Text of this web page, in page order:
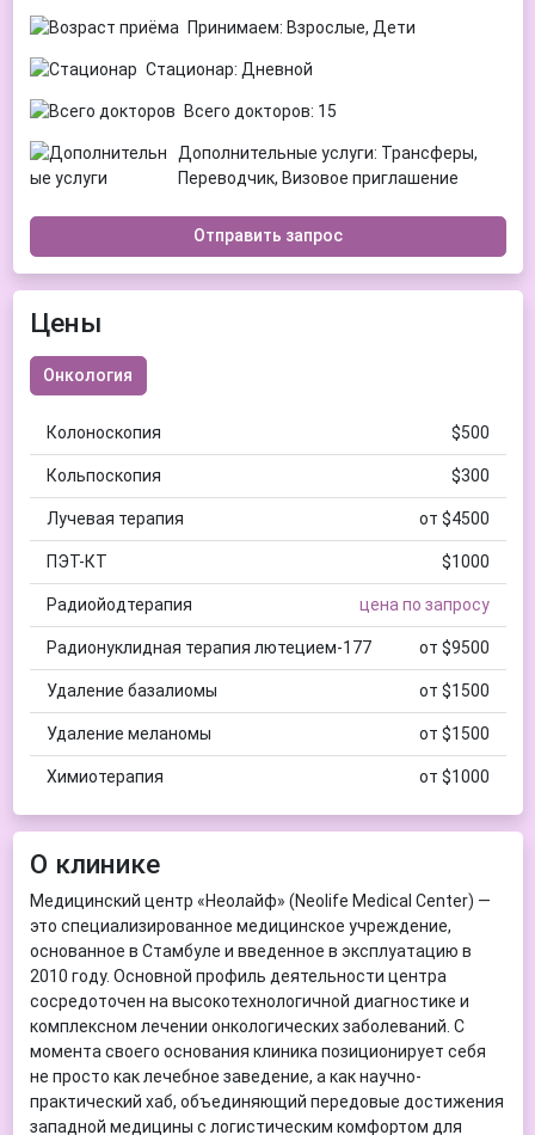
Принимаем: Взрослые, Дети
Стационар: Дневной
Всего докторов: 15
Дополнительные услуги: Трансферы,
Переводчик, Визовое приглашение
Отправить запрос
Цены
Онкология
Колоноскопия $500
Кольпоскопия $300
Лучевая терапия от $4500
ПЭТ-КТ $1000
Радиойодтерапия цена по запросу
Радионуклидная терапия лютецием-177 от $9500
Удаление базалиомы от $1500
Удаление меланомы от $1500
Химиотерапия от $1000
О клинике
Медицинский центр «Неолайф» (Neolife Medical Center) —
это специализированное медицинское учреждение,
основанное в Стамбуле и введенное в эксплуатацию в
2010 году. Основной профиль деятельности центра
сосредоточен на высокотехнологичной диагностике и
комплексном лечении онкологических заболеваний. С
момента своего основания клиника позиционирует себя
не просто как лечебное заведение, а как научно-
практический хаб, объединяющий передовые достижения
западной медицины с логистическим комфортом для